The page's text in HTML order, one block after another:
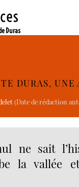
Duras
DURAS, UNE
(Date de rédaction
ne sait
la vallée